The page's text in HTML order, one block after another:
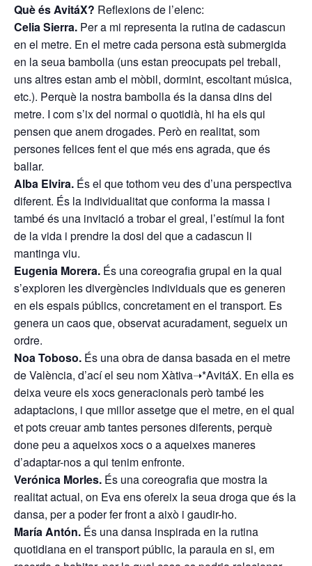
Què és AvitáX? Reflexions de l’elenc:
Celia Sierra. Per a mi representa la rutina de cadascun
en el metre. En el metre cada persona està submergida
en la seua bambolla (uns estan preocupats pel treball,
uns altres estan amb el mòbil, dormint, escoltant música,
etc.). Perquè la nostra bambolla és la dansa dins del
metre. I com s’ix del normal o quotidià, hi ha els qui
pensen que anem drogades. Però en realitat, som
persones felices fent el que més ens agrada, que és
ballar.
Alba Elvira. És el que tothom veu des d’una perspectiva
diferent. És la individualitat que conforma la massa i
també és una invitació a trobar el greal, l’estímul la font
de la vida i prendre la dosi del que a cadascun li
mantinga viu.
Eugenia Morera. És una coreografia grupal en la qual
s’exploren les divergències individuals que es generen
en els espais públics, concretament en el transport. Es
genera un caos que, observat acuradament, segueix un
ordre.
Noa Toboso. És una obra de dansa basada en el metre
de València, d’ací el seu nom Xàtiva➝*AvitáX. En ella es
deixa veure els xocs generacionals però també les
adaptacions, i que millor assetge que el metre, en el qual
et pots creuar amb tantes persones diferents, perquè
done peu a aqueixos xocs o a aqueixes maneres
d’adaptar-nos a qui tenim enfronte.
Verónica Morles. És una coreografia que mostra la
realitat actual, on Eva ens ofereix la seua droga que és la
dansa, per a poder fer front a això i gaudir-ho.
María Antón. És una dansa inspirada en la rutina
quotidiana en el transport públic, la paraula en si, em